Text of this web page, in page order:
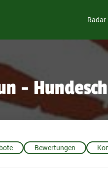
Radar
-
Bewertungen